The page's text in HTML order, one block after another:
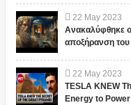
22 May 2023
Ανακαλύφθηκε ο
αποξήρανση
22 May 2023
TESLA KNEW
Energy to